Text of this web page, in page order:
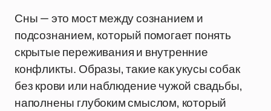
Сны — это мост между сознанием и
подсознанием, который помогает понять
скрытые переживания и внутренние
конфликты. Образы, такие как укусы собак
без крови или наблюдение чужой свадьбы,
наполнены глубоким смыслом, который